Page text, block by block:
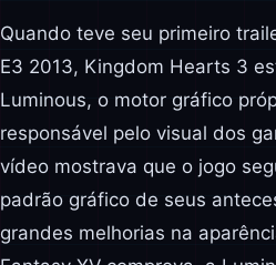
Quando teve seu primeiro
E3 2013, Kingdom Hearts 3
Luminous, o motor gráfico
responsável pelo visual dos
vídeo mostrava que o jogo
padrão gráfico de seus
grandes melhorias na